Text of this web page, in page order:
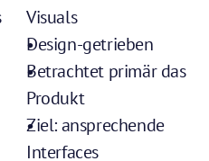
Visuals
Design-getrieben
Betrachtet primär das
Produkt
Ziel: ansprechende
Interfaces